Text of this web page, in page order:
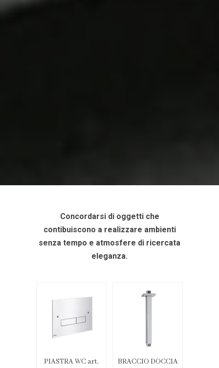
Concordarsi di oggetti che
contibuiscono a realizzare ambienti
senza tempo e atmosfere di ricercata
eleganza.
PIASTRA WC art.
BRACCIO DOCCIA